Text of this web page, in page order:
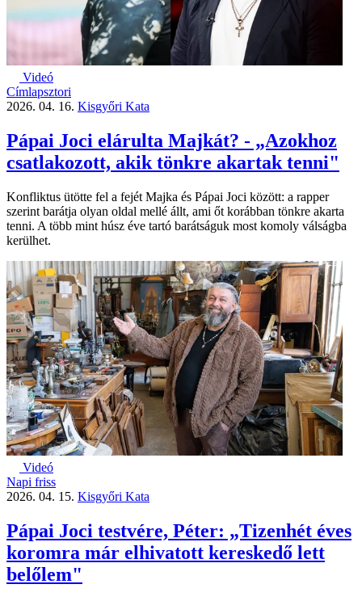
Videó
Címlapsztori
2026. 04. 16. Kisgyőri Kata
Pápai Joci elárulta Majkát? - „Azokhoz
csatlakozott, akik tönkre akartak tenni"
Konfliktus ütötte fel a fejét Majka és Pápai Joci között: a rapper
szerint barátja olyan oldal mellé állt, ami őt korábban tönkre akarta
tenni. A több mint húsz éve tartó barátságuk most komoly válságba
kerülhet.
Videó
Napi friss
2026. 04. 15. Kisgyőri Kata
Pápai Joci testvére, Péter: „Tizenhét éves
koromra már elhivatott kereskedő lett
belőlem"